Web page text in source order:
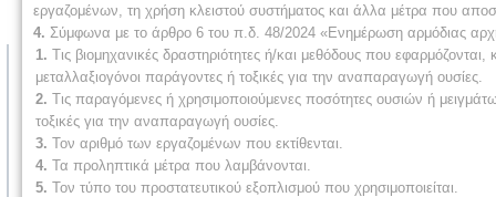
εργαζομένων, τη χρήση κλειστού συστήματος και άλλα μέτρα που
4. Σύμφωνα με το άρθρο 6 του π.δ. 48/2024 «Ενημέρωση αρμόδιας
1. Τις βιομηχανικές δραστηριότητες ή/και μεθόδους που
μεταλλαξιογόνοι παράγοντες ή τοξικές για την αναπαραγωγή ουσίες.
2. Τις παραγόμενες ή χρησιμοποιούμενες ποσότητες ουσιών ή
τοξικές για την αναπαραγωγή ουσίες.
3. Τον αριθμό των εργαζομένων που εκτίθενται.
4. Τα προληπτικά μέτρα που λαμβάνονται.
5. Τον τύπο του προστατευτικού εξοπλισμού που χρησιμοποιείται.